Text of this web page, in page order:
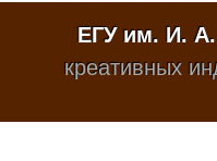
ЕГУ им. И.
креативных